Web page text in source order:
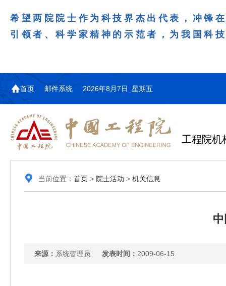
希望两院院士作为科技界杰出代表，冲锋
引领者、科学家精神的示范者，为我国科
首页 邮件系统 2026年8月7日 星期五
工程院机
当前位置： 首页> 院士活动 > 机关信息
来源： 系统管理员 发表时间： 2009-06-15